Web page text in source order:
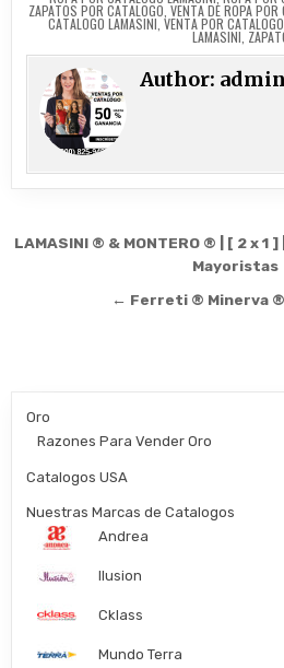
ZAPATOS POR CATALOGO VENTA DE ROPA POR
CATALOGO LAMASINI VENTA POR
LAMASINI
Author: admin
Post
LAMASINI ® & MONTERO ® | [ 2 x
Mayoristas
← Ferreti ® Minerva ®
Oro
Razones Para Vender Oro
Catalogos USA
Nuestras Marcas de Catalogos
Andrea
Ilusion
Cklass
Mundo Terra